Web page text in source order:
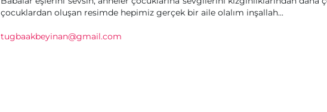
çocuklardan oluşan resimde hepimiz gerçek bir aile olalım inşallah...
tugbaakbeyinan@gmail.com